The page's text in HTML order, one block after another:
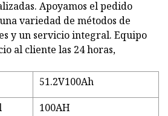
Apoyamos el pedido
variedad de métodos de
y un servicio integral. Equipo
al cliente las 24 horas,
51.2V100Ah
100AH